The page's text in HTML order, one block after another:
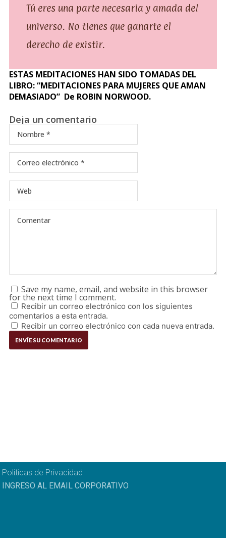
Tú eres una parte necesaria y amada del
universo. No tienes que ganarte el
derecho de existir.
ESTAS MEDITACIONES HAN SIDO TOMADAS DEL
LIBRO: “MEDITACIONES PARA MUJERES QUE AMAN
DEMASIADO” De ROBIN NORWOOD.
Deja un comentario
Save my name, email, and website in this browser
for the next time I comment.
Recibir un correo electrónico con los siguientes
comentarios a esta entrada.
Recibir un correo electrónico con cada nueva entrada.
Politicas de Privacidad
INGRESO AL EMAIL CORPORATIVO